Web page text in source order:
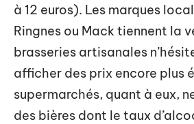
à 12 euros). Les marques
Ringnes ou Mack tiennent la
brasseries artisanales
afficher des prix encore plus
supermarchés, quant à eux,
des bières dont le taux